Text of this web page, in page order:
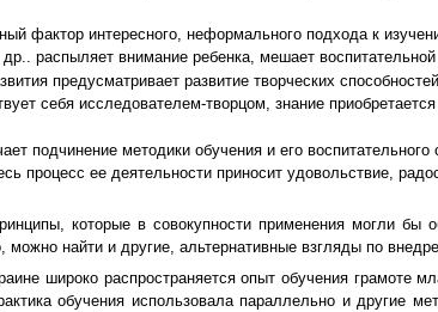
фактор интересного, неформального подхода к
распыляет внимание ребенка, мешает
предусматривает развитие творческих
себя исследователем-творцом, знание
подчинение методики обучения и его
процесс ее деятельности приносит удовольствие,
которые в совокупности применения могли бы
можно найти и другие, альтернативные взгляды по
широко распространяется опыт обучения
обучения использовала параллельно и другие